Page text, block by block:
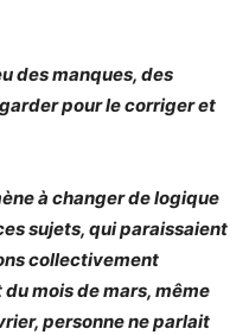
des manques, des
pour le corriger et
à changer de logique
sujets, qui paraissaient
collectivement
du mois de mars, même
personne ne parlait